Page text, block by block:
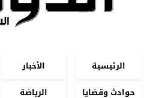
الرئيسية الأخبار
حوادث وقضايا
الرياضة